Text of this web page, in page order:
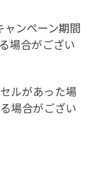
ンペーン期間
場合がござい
ルがあった場
場合がござい